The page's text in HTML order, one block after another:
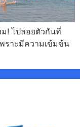
! ไปลอยตัวกันที่
ราะมีความเข้มข้น